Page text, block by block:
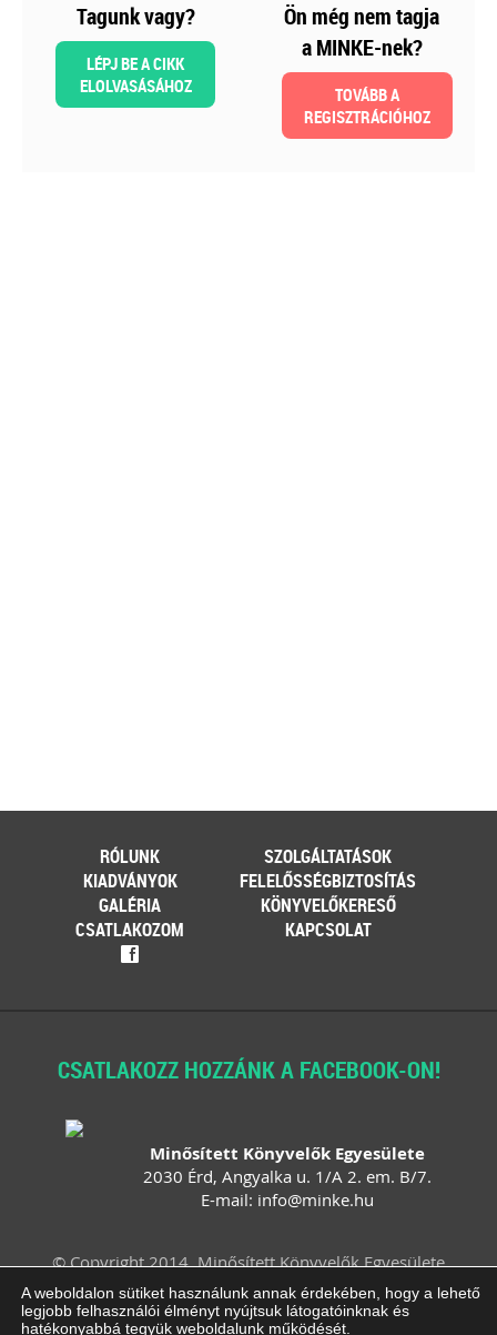
Tagunk vagy?
LÉPJ BE A CIKK
ELOLVASÁSÁHOZ
Ön még nem tagja
a MINKE-nek?
TOVÁBB A
REGISZTRÁCIÓHOZ
RÓLUNK
SZOLGÁLTATÁSOK
KIADVÁNYOK
FELELŐSSÉGBIZTOSÍTÁS
GALÉRIA
KÖNYVELŐKERESŐ
CSATLAKOZOM
KAPCSOLAT
f
CSATLAKOZZ HOZZÁNK A FACEBOOK-ON!
Minősített Könyvelők Egyesülete
2030 Érd, Angyalka u. 1/A 2. em. B/7.
E-mail: info@minke.hu
© Copyright 2014. Minősített Könyvelők Egyesülete
Felhasználási feltételek
Adatvédelem
Impresszum
ÁSZF
Süti beállítások
A weboldalon sütiket használunk annak érdekében, hogy a lehető
legjobb felhasználói élményt nyújtsuk látogatóinknak és
hatékonyabbá tegyük weboldalunk működését.